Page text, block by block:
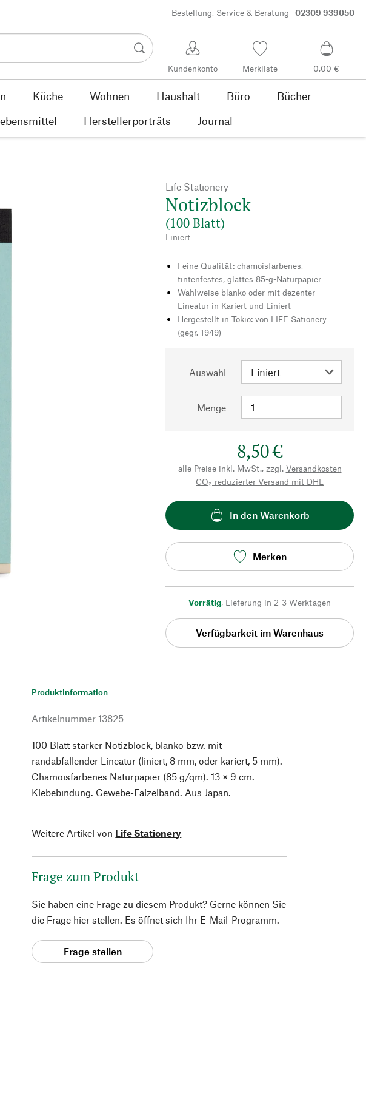
Bestellung, Service & Beratung 02309 939050
Kundenkonto Merkliste 0,00 €
Küche Wohnen Haushalt Büro
Bücher
Herstellerporträts Journal
Life Stationery
Notizblock
(100 Blatt)
Liniert
Feine Qualität: chamoisfarbenes,
tintenfestes, glattes 85-g-Naturpapier
Wahlweise blanko oder mit dezenter
Lineatur in Kariert und Liniert
Hergestellt in Tokio: von LIFE Sationery
(gegr. 1949)
Auswahl
Menge
8,50 €
alle Preise inkl. MwSt., zzgl. Versandkosten
CO₂-reduzierter Versand mit DHL
In den Warenkorb
Merken
Vorrätig, Lieferung in 2-3 Werktagen
Verfügbarkeit im Warenhaus
Produktinformation
Artikelnummer 13825
100 Blatt starker Notizblock, blanko bzw. mit
randabfallender Lineatur (liniert, 8 mm, oder kariert, 5 mm).
Chamoisfarbenes Naturpapier (85 g/qm). 13 × 9 cm.
Klebebindung. Gewebe-Fälzelband. Aus Japan.
Weitere Artikel von Life Stationery
Frage zum Produkt
Sie haben eine Frage zu diesem Produkt? Gerne können Sie
die Frage hier stellen. Es öffnet sich Ihr E-Mail-Programm.
Frage stellen